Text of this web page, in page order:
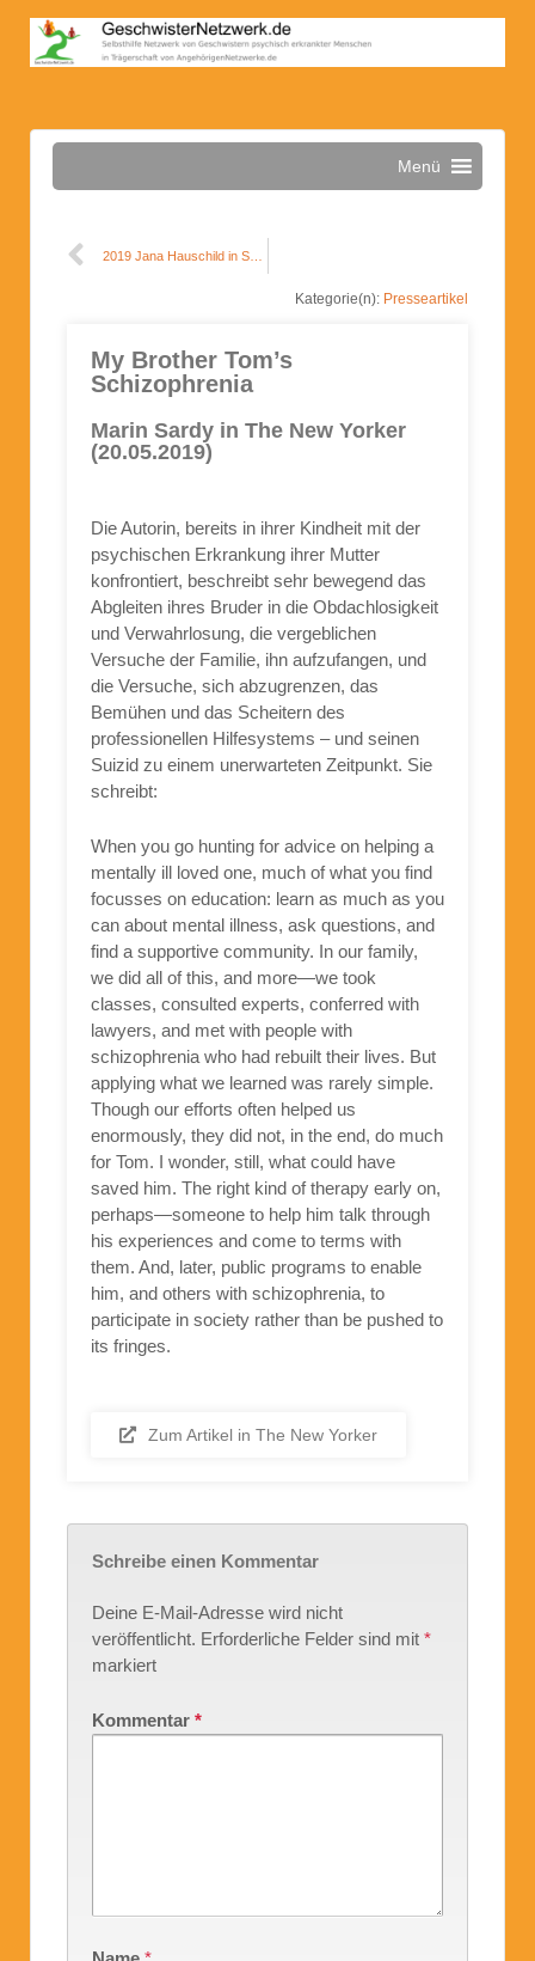
Menü
2019 Jana Hauschild in Spiegel Online
Kategorie(n): Presseartikel
My Brother Tom’s
Schizophrenia
Marin Sardy in The New Yorker
(20.05.2019)
Die Autorin, bereits in ihrer Kindheit mit der
psychischen Erkrankung ihrer Mutter
konfrontiert, beschreibt sehr bewegend das
Abgleiten ihres Bruder in die Obdachlosigkeit
und Verwahrlosung, die vergeblichen
Versuche der Familie, ihn aufzufangen, und
die Versuche, sich abzugrenzen, das
Bemühen und das Scheitern des
professionellen Hilfesystems – und seinen
Suizid zu einem unerwarteten Zeitpunkt. Sie
schreibt:
When you go hunting for advice on helping a
mentally ill loved one, much of what you find
focusses on education: learn as much as you
can about mental illness, ask questions, and
find a supportive community. In our family,
we did all of this, and more—we took
classes, consulted experts, conferred with
lawyers, and met with people with
schizophrenia who had rebuilt their lives. But
applying what we learned was rarely simple.
Though our efforts often helped us
enormously, they did not, in the end, do much
for Tom. I wonder, still, what could have
saved him. The right kind of therapy early on,
perhaps—someone to help him talk through
his experiences and come to terms with
them. And, later, public programs to enable
him, and others with schizophrenia, to
participate in society rather than be pushed to
its fringes.
Zum Artikel in The New Yorker
Schreibe einen Kommentar
Deine E-Mail-Adresse wird nicht
veröffentlicht. Erforderliche Felder sind mit *
markiert
Kommentar *